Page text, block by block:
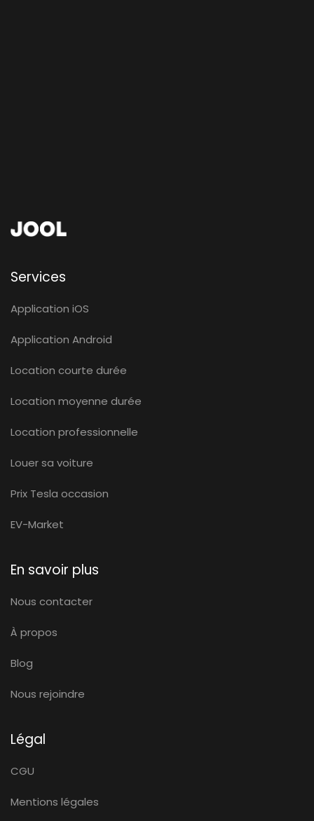
Services
Application iOS
Application Android
Location courte durée
Location moyenne durée
Location professionnelle
Louer sa voiture
Prix Tesla occasion
EV-Market
En savoir plus
Nous contacter
À propos
Blog
Nous rejoindre
Légal
CGU
Mentions légales